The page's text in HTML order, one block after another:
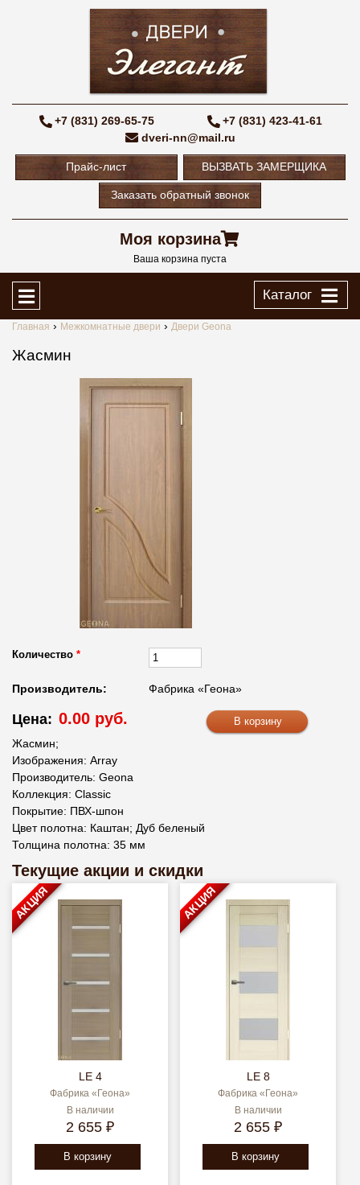
+7 (831) 269-65-75
+7 (831) 423-41-61
dveri-nn@mail.ru
Прайс-лист ВЫЗВАТЬ ЗАМЕРЩИКА
Заказать обратный звонок
Моя корзина
Ваша корзина пуста
Каталог
Главная Межкомнатные двери Двери Geona
Жасмин
Количество *
Производитель: Фабрика «Геона»
Цена: 0.00 руб.
Жасмин;
Изображения: Array
Производитель: Geona
Коллекция: Classic
Покрытие: ПВХ-шпон
Цвет полотна: Каштан; Дуб беленый
Толщина полотна: 35 мм
Текущие акции и скидки
LE 4
Фабрика «Геона»
В наличии
2 655 ₽
В корзину
АКЦИЯ
LE 8
Фабрика «Геона»
В наличии
2 655 ₽
В корзину
АКЦИЯ